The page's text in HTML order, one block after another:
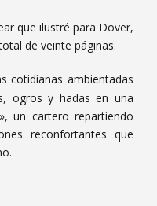
que ilustré para Dover,
de veinte páginas.
cotidianas ambientadas
ogros y hadas en una
un cartero repartiendo
reconfortantes que